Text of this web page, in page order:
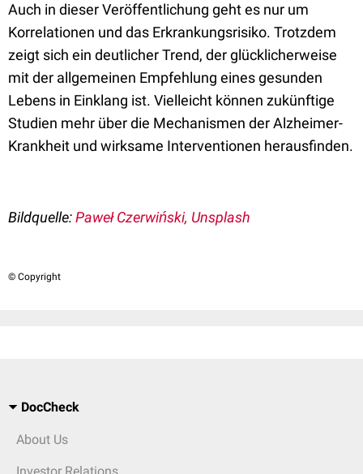
Auch in dieser Veröffentlichung geht es nur um
Korrelationen und das Erkrankungsrisiko. Trotzdem
zeigt sich ein deutlicher Trend, der glücklicherweise
mit der allgemeinen Empfehlung eines gesunden
Lebens in Einklang ist. Vielleicht können zukünftige
Studien mehr über die Mechanismen der Alzheimer-
Krankheit und wirksame Interventionen herausfinden.
Bildquelle:Paweł Czerwiński, Unsplash
© Copyright
DocCheck
About Us